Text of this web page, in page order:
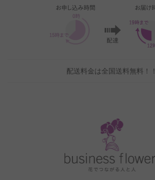
配送料金は全国送料無料！！